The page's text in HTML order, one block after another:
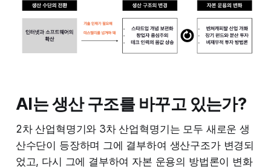
AI는 생산 구조를 바꾸고 있는가?
2차 산업혁명기와 3차 산업혁명기는 모두 새로운 생
산수단이 등장하며 그에 결부하여 생산구조가 변경되
었고, 다시 그에 결부하여 자본 운용의 방법론이 변화